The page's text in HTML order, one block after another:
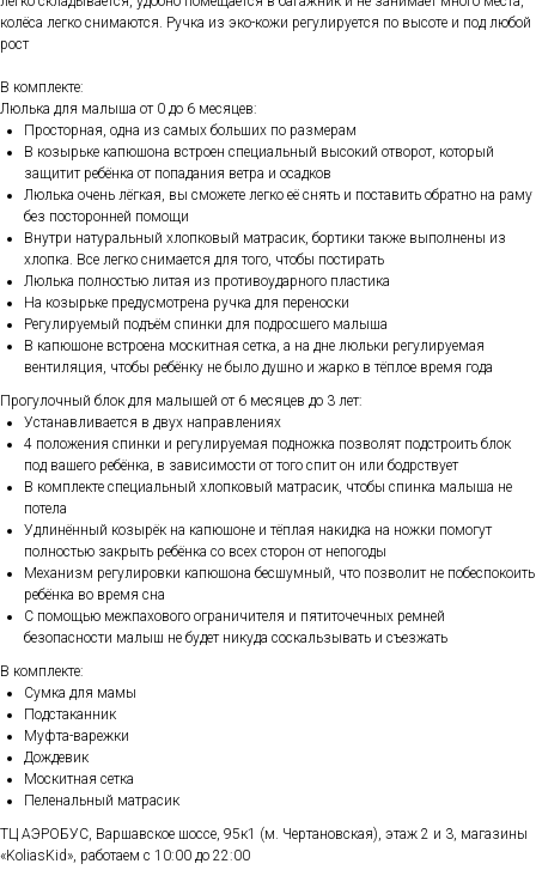
колёса легко снимаются. Ручка из эко-кожи регулируется по высоте и под любой
рост
В комплекте:
Люлька для малыша от 0 до 6 месяцев:
Просторная, одна из самых больших по размерам
В козырьке капюшона встроен специальный высокий отворот, который
защитит ребёнка от попадания ветра и осадков
Люлька очень лёгкая, вы сможете легко её снять и поставить обратно на раму
без посторонней помощи
Внутри натуральный хлопковый матрасик, бортики также выполнены из
хлопка. Все легко снимается для того, чтобы постирать
Люлька полностью литая из противоударного пластика
На козырьке предусмотрена ручка для переноски
Регулируемый подъём спинки для подросшего малыша
В капюшоне встроена москитная сетка, а на дне люльки регулируемая
вентиляция, чтобы ребёнку не было душно и жарко в тёплое время года
Прогулочный блок для малышей от 6 месяцев до 3 лет:
Устанавливается в двух направлениях
4 положения спинки и регулируемая подножка позволят подстроить блок
под вашего ребёнка, в зависимости от того спит он или бодрствует
В комплекте специальный хлопковый матрасик, чтобы спинка малыша не
потела
Удлинённый козырёк на капюшоне и тёплая накидка на ножки помогут
полностью закрыть ребёнка со всех сторон от непогоды
Механизм регулировки капюшона бесшумный, что позволит не побеспокоить
ребёнка во время сна
С помощью межпахового ограничителя и пятиточечных ремней
безопасности малыш не будет никуда соскальзывать и съезжать
В комплекте:
Сумка для мамы
Подстаканник
Муфта-варежки
Дождевик
Москитная сетка
Пеленальный матрасик
ТЦ АЭРОБУС, Варшавское шоссе, 95к1 (м. Чертановская), этаж 2 и 3, магазины
«KoliasKid», работаем с 10:00 до 22:00